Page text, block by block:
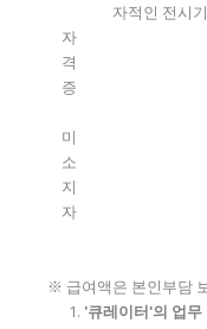
자
격
증
미
소
지
자
자적인 전시
※ 급여액은 본인부담
'큐레이터'의 업무